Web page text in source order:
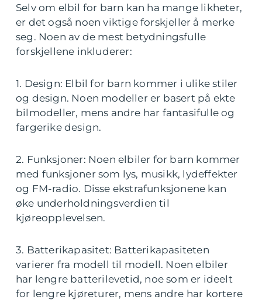
Selv om elbil for barn kan ha mange likheter,
er det også noen viktige forskjeller å merke
seg. Noen av de mest betydningsfulle
forskjellene inkluderer:
1. Design: Elbil for barn kommer i ulike stiler
og design. Noen modeller er basert på ekte
bilmodeller, mens andre har fantasifulle og
fargerike design.
2. Funksjoner: Noen elbiler for barn kommer
med funksjoner som lys, musikk, lydeffekter
og FM-radio. Disse ekstrafunksjonene kan
øke underholdningsverdien til
kjøreopplevelsen.
3. Batterikapasitet: Batterikapasiteten
varierer fra modell til modell. Noen elbiler
har lengre batterilevetid, noe som er ideelt
for lengre kjøreturer, mens andre har kortere